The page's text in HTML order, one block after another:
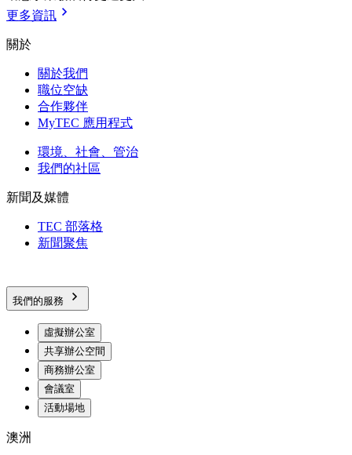
更多資訊
關於
關於我們
職位空缺
合作夥伴
MyTEC 應用程式
環境、社會、管治
我們的社區
新聞及媒體
TEC 部落格
新聞聚焦
我們的服務
虛擬辦公室
共享辦公空間
商務辦公室
會議室
活動場地
澳洲